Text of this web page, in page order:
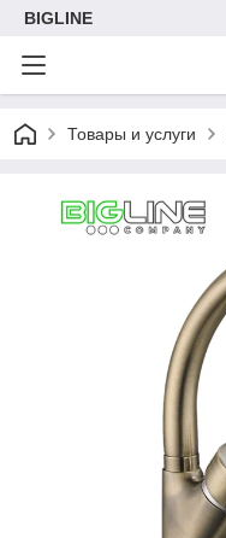
BIGLINE
Товары и услуги